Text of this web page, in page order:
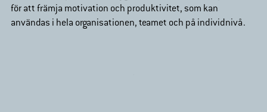
för att främja motivation och produktivitet, som kan
användas i hela organisationen, teamet och på individnivå.